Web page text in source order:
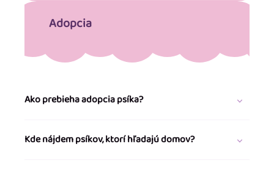
Adopcia
Ako prebieha adopcia psíka?
Kde nájdem psíkov, ktorí hľadajú domov?